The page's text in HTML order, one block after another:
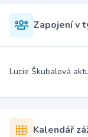
Zapojení v
Lucie Škubalová
Kalendář